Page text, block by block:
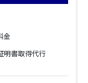
金
明書取得代行